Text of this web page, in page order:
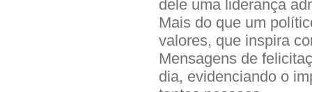
dele uma liderança
Mais do que um
valores, que inspira
Mensagens de
dia, evidenciando o